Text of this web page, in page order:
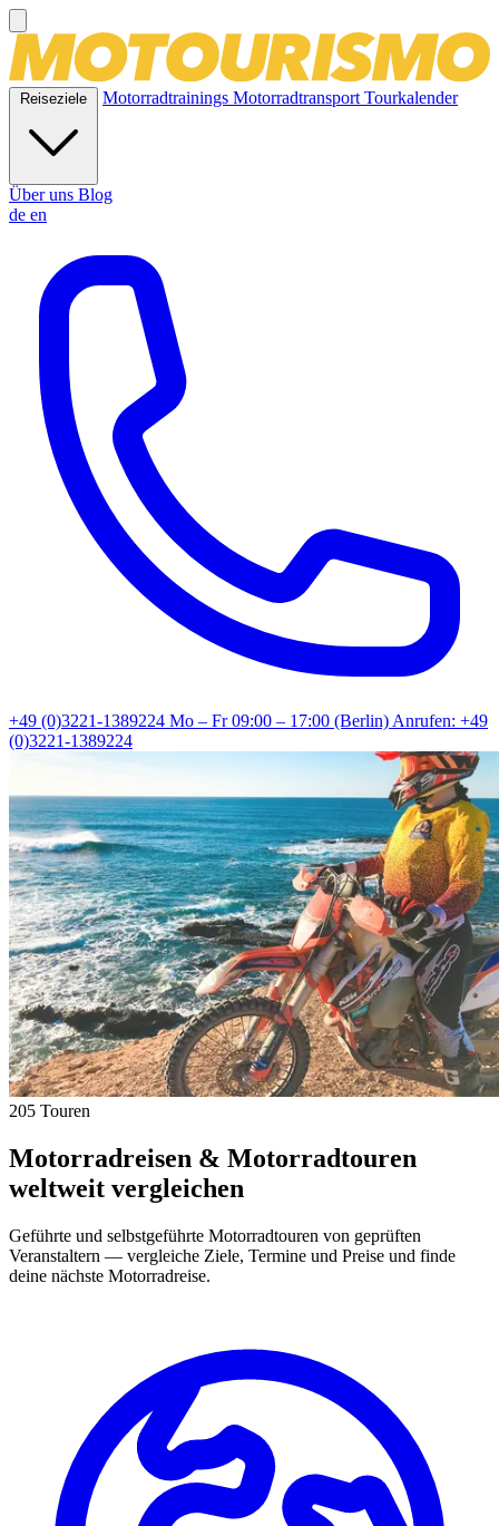
Reiseziele Motorradtrainings MotorradtransportTourkalender
Über uns Blog
de en
+49 (0)3221-1389224 Mo – Fr 09:00 – 17:00 (Berlin)Anrufen: +49
(0)3221-1389224
205 Touren
Motorradreisen & Motorradtouren
weltweit vergleichen
Geführte und selbstgeführte Motorradtouren von geprüften
Veranstaltern — vergleiche Ziele, Termine und Preise und finde
deine nächste Motorradreise.